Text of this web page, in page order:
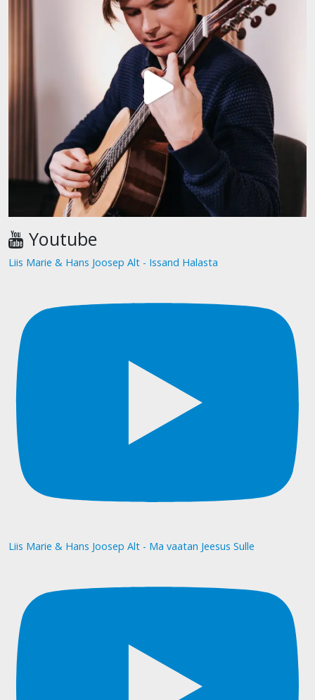
Youtube
Liis Marie & Hans Joosep Alt - Issand Halasta
Liis Marie & Hans Joosep Alt - Ma vaatan Jeesus Sulle